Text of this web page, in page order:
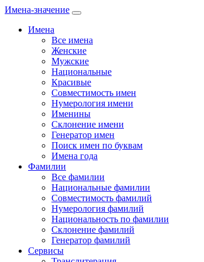
Имена-значение
Имена
Все имена
Женские
Мужские
Национальные
Красивые
Совместимость имен
Нумерология имени
Именины
Склонение имени
Генератор имен
Поиск имен по буквам
Имена года
Фамилии
Все фамилии
Национальные фамилии
Совместимость фамилий
Нумерология фамилий
Национальность по фамилии
Склонение фамилий
Генератор фамилий
Сервисы